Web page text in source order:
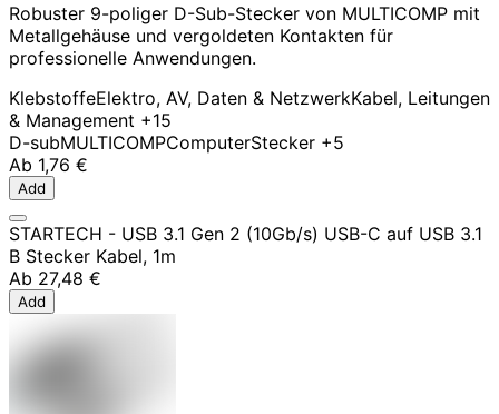
Robuster 9-poliger D-Sub-Stecker von MULTICOMP mit
Metallgehäuse und vergoldeten Kontakten für
professionelle Anwendungen.
KlebstoffeElektro, AV, Daten & NetzwerkKabel, Leitungen
& Management +15
D-subMULTICOMPComputerStecker +5
Ab 1,76 €
Add
STARTECH - USB 3.1 Gen 2 (10Gb/s) USB-C auf USB 3.1
B Stecker Kabel, 1m
Ab 27,48 €
Add